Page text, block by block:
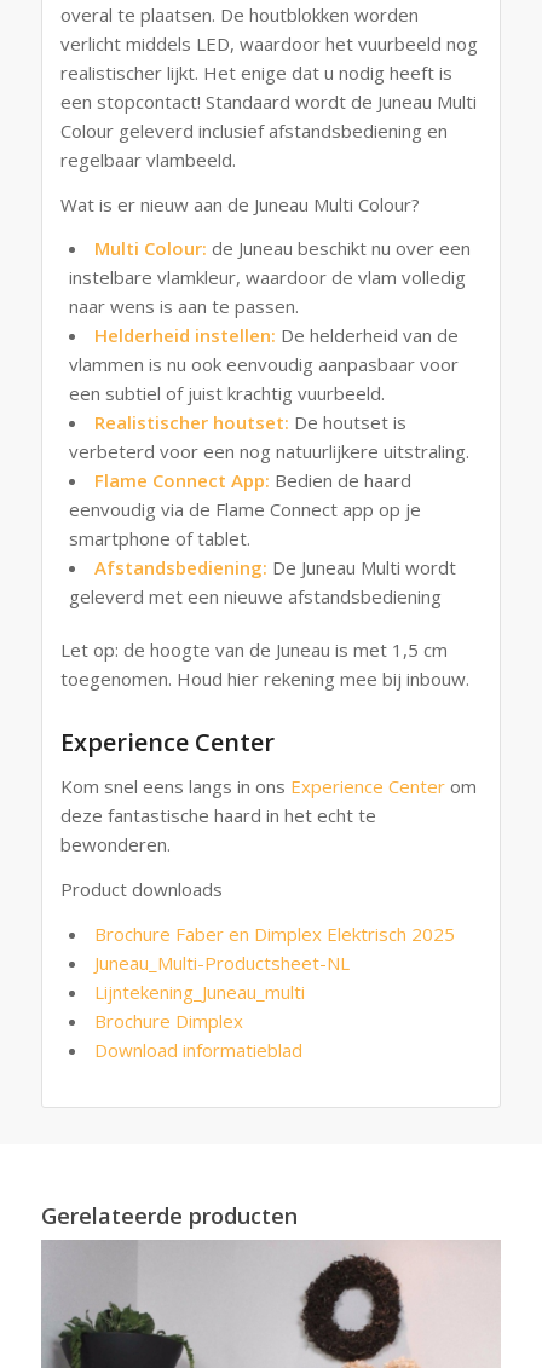
overal te plaatsen. De houtblokken worden
verlicht middels LED, waardoor het vuurbeeld nog
realistischer lijkt. Het enige dat u nodig heeft is
een stopcontact! Standaard wordt de Juneau Multi
Colour geleverd inclusief afstandsbediening en
regelbaar vlambeeld.
Wat is er nieuw aan de Juneau Multi Colour?
Multi Colour: de Juneau beschikt nu over een
instelbare vlamkleur, waardoor de vlam volledig
naar wens is aan te passen.
Helderheid instellen: De helderheid van de
vlammen is nu ook eenvoudig aanpasbaar voor
een subtiel of juist krachtig vuurbeeld.
Realistischer houtset: De houtset is
verbeterd voor een nog natuurlijkere uitstraling.
Flame Connect App: Bedien de haard
eenvoudig via de Flame Connect app op je
smartphone of tablet.
Afstandsbediening: De Juneau Multi wordt
geleverd met een nieuwe afstandsbediening
Let op: de hoogte van de Juneau is met 1,5 cm
toegenomen. Houd hier rekening mee bij inbouw.
Experience Center
Kom snel eens langs in ons Experience Centerom
deze fantastische haard in het echt te
bewonderen.
Product downloads
Brochure Faber en Dimplex Elektrisch 2025
Juneau_Multi-Productsheet-NL
Lijntekening_Juneau_multi
Brochure Dimplex
Download informatieblad
Gerelateerde producten